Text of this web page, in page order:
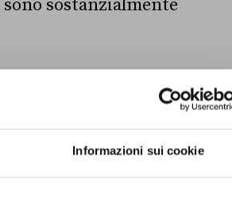
Informazioni sui cookie
sostanzialmente